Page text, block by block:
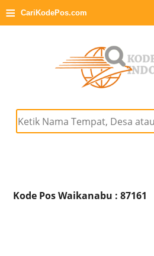
≡ CariKodePos.com
Kode Pos Waikanabu : 87161